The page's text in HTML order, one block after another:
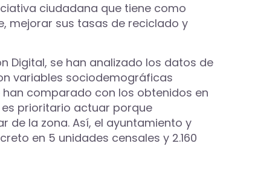
ciudadana que tiene como
mejorar sus tasas de reciclado y
Digital, se han analizado los datos de
variables sociodemográficas
comparado con los obtenidos en
prioritario actuar porque
de la zona. Así, el ayuntamiento y
en 5 unidades censales y 2.160